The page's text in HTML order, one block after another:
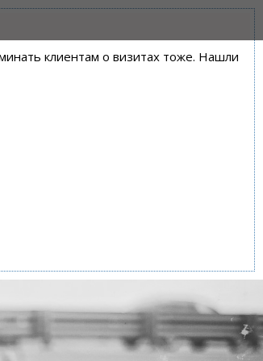
клиентам о визитах тоже. Нашли